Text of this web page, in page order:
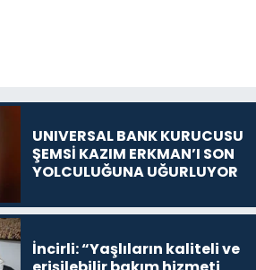
UNIVERSAL BANK KURUCUSU
ŞEMSİ KAZIM ERKMAN’I SON
YOLCULUĞUNA UĞURLUYOR
İncirli: “Yaşlıların kaliteli ve